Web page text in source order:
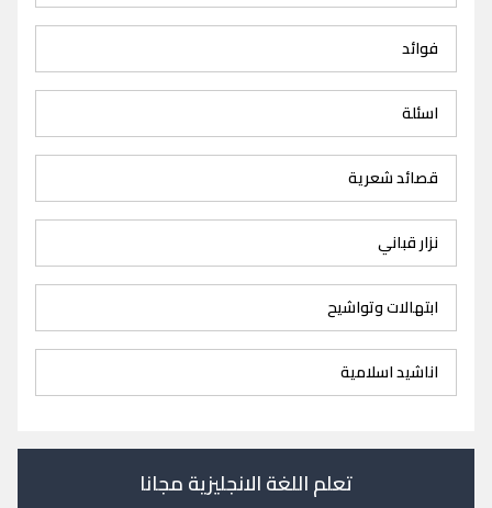
فوائد
اسئلة
قصائد شعرية
نزار قباني
ابتهالات وتواشيح
اناشيد اسلامية
تعلم اللغة الانجليزية مجانا